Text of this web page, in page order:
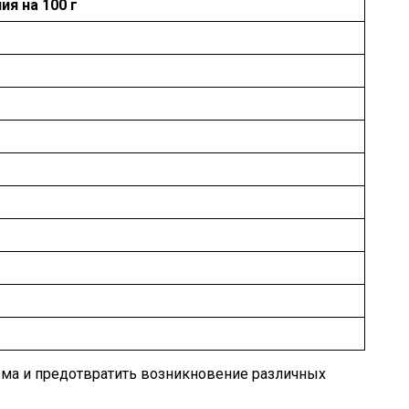
на 100 г
и предотвратить возникновение различных